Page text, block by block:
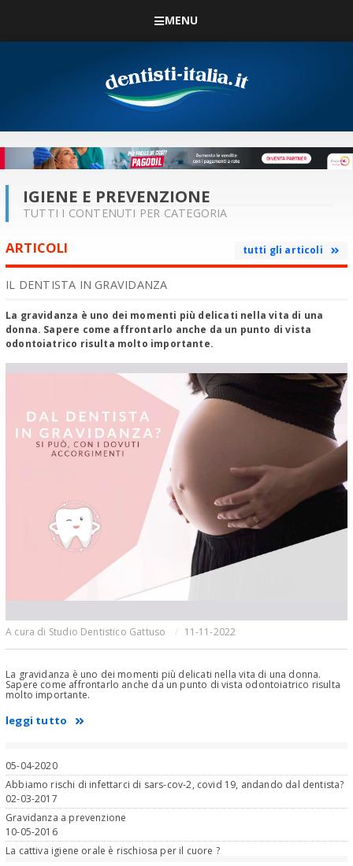
MENU
IGIENE E PREVENZIONE
TUTTI I CONTENUTI PER CATEGORIA
tutti gli articoli
ARTICOLI
IL DENTISTA IN GRAVIDANZA
La gravidanza è uno dei momenti più delicati nella vita di una
donna. Sapere come affrontarlo anche da un punto di vista
odontoiatrico risulta molto importante.
A cura di Studio Dentistico Gattuso 11-11-2022
La gravidanza è uno dei momenti più delicati nella vita di una donna.
Sapere come affrontarlo anche da un punto di vista odontoiatrico risulta
molto importante.
leggi tutto
05-04-2020
Abbiamo rischi di infettarci di sars-cov-2, covid 19, andando dal dentista?
02-03-2017
Gravidanza a prevenzione
10-05-2016
La cattiva igiene orale è rischiosa per il cuore ?